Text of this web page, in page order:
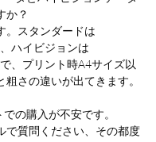
か？
。スタンダードは
ハイビジョンは
、プリント時A4サイズ以
粗さの違いが出てきます。
の購入が不安です。
で質問ください、その都度